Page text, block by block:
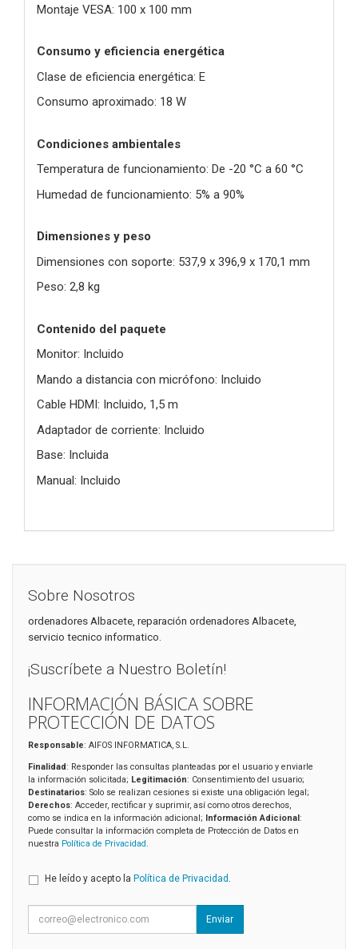
Montaje VESA: 100 x 100 mm
Consumo y eficiencia energética
Clase de eficiencia energética: E
Consumo aproximado: 18 W
Condiciones ambientales
Temperatura de funcionamiento: De -20 °C a 60 °C
Humedad de funcionamiento: 5% a 90%
Dimensiones y peso
Dimensiones con soporte: 537,9 x 396,9 x 170,1 mm
Peso: 2,8 kg
Contenido del paquete
Monitor: Incluido
Mando a distancia con micrófono: Incluido
Cable HDMI: Incluido, 1,5 m
Adaptador de corriente: Incluido
Base: Incluida
Manual: Incluido
Sobre Nosotros
ordenadores Albacete, reparación ordenadores Albacete,
servicio tecnico informatico.
¡Suscríbete a Nuestro Boletín!
INFORMACIÓN BÁSICA SOBRE
PROTECCIÓN DE DATOS
Responsable: AIFOS INFORMATICA, S.L.
Finalidad: Responder las consultas planteadas por el usuario y enviarle
la información solicitada; Legitimación: Consentimiento del usuario;
Destinatarios: Solo se realizan cesiones si existe una obligación legal;
Derechos: Acceder, rectificar y suprimir, así como otros derechos,
como se indica en la información adicional; Información Adicional:
Puede consultar la información completa de Protección de Datos en
nuestra Política de Privacidad.
He leído y acepto la Política de Privacidad .
Enviar